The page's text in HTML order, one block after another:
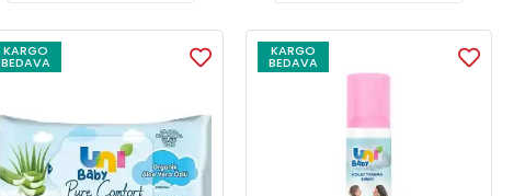
KARGO
BEDAVA
KARGO
BEDAVA